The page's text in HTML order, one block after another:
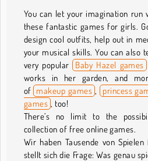
You can let your imagination
these fantastic games for girls.
design cool outfits, help out in
your musical skills. You can also
very popular Baby Hazel games
works in her garden, and
of makeup games , princess
games , too!
There’s no limit to the
collection of free online games.
Wir haben Tausende von
stellt sich die Frage: Was genau